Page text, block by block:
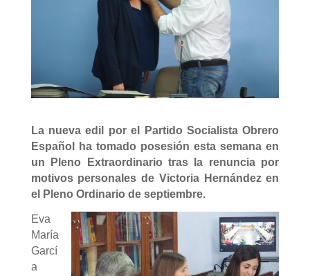
La nueva edil por el Partido Socialista Obrero
Español ha tomado posesión esta semana en
un Pleno Extraordinario tras la renuncia por
motivos personales de Victoria Hernández en
el Pleno Ordinario de septiembre.
Eva
María
Garcí
a